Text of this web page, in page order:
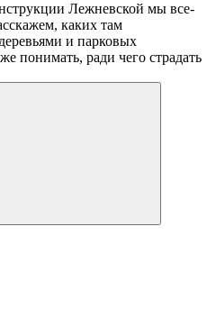
Лежневской мы все-
каких там
и парковых
понимать, ради чего страдать